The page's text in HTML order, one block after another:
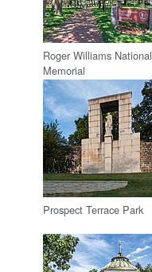
Roger Williams National
Memorial
Prospect Terrace Park